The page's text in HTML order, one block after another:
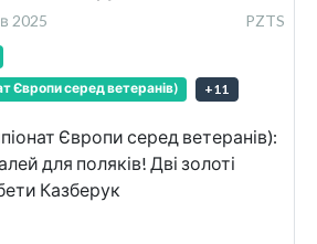
2025 PZTS
Європи серед ветеранів)
+11
Європи серед ветеранів):
для поляків! Дві золоті
Казберук